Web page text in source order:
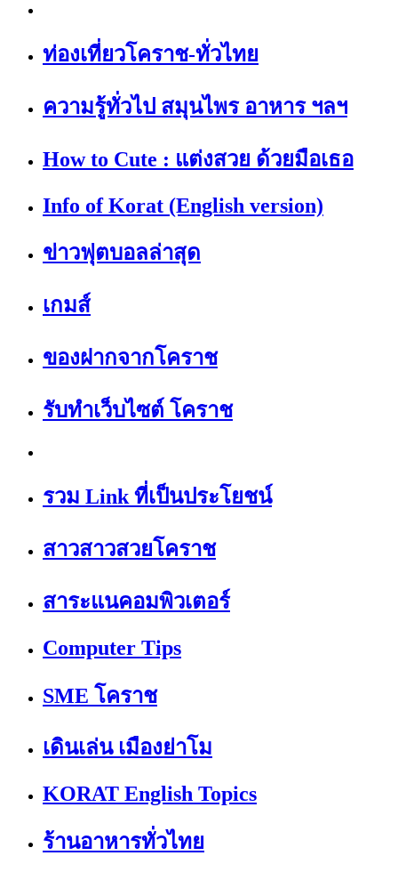
ท่องเที่ยวโคราช-ทั่วไทย
ความรู้ทั่วไป สมุนไพร อาหาร ฯลฯ
How to Cute : แต่งสวย ด้วยมือเธอ
Info of Korat (English version)
ข่าวฟุตบอลล่าสุด
เกมส์
ของฝากจากโคราช
รับทำเว็บไซต์ โคราช
รวม Link ที่เป็นประโยชน์
สาวสาวสวยโคราช
สาระแนคอมพิวเตอร์
Computer Tips
SME โคราช
เดินเล่น เมืองย่าโม
KORAT English Topics
ร้านอาหารทั่วไทย